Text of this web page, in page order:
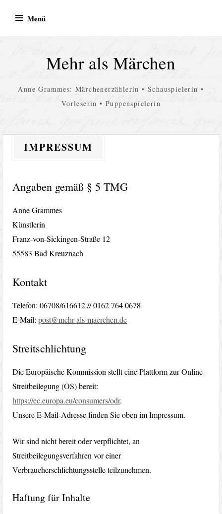
Menü
Mehr als Märchen
Anne Grammes: Märchenerzählerin • Schauspielerin •
Vorleserin • Puppenspielerin
IMPRESSUM
Angaben gemäß § 5 TMG
Anne Grammes
Künstlerin
Franz-von-Sickingen-Straße 12
55583 Bad Kreuznach
Kontakt
Telefon: 06708/616612 // 0162 764 0678
E-Mail:
ed.ne
hcrea
m-sla
-rhem
@tsop
Streitschlichtung
Die Europäische Kommission stellt eine Plattform zur Online-
Streitbeilegung (OS) bereit:
https://ec.europa.eu/consumers/odr.
Unsere E-Mail-Adresse finden Sie oben im Impressum.
Wir sind nicht bereit oder verpflichtet, an
Streitbeilegungsverfahren vor einer
Verbraucherschlichtungsstelle teilzunehmen.
Haftung für Inhalte